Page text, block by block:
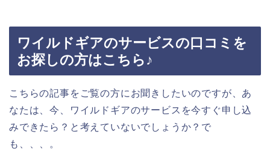
ワイルドギアのサービスの口コミを
お探しの方はこちら♪
こちらの記事をご覧の方にお聞きしたいのですが、あ
なたは、今、ワイルドギアのサービスを今すぐ申し込
みできたら？と考えていないでしょうか？で
も、、、。